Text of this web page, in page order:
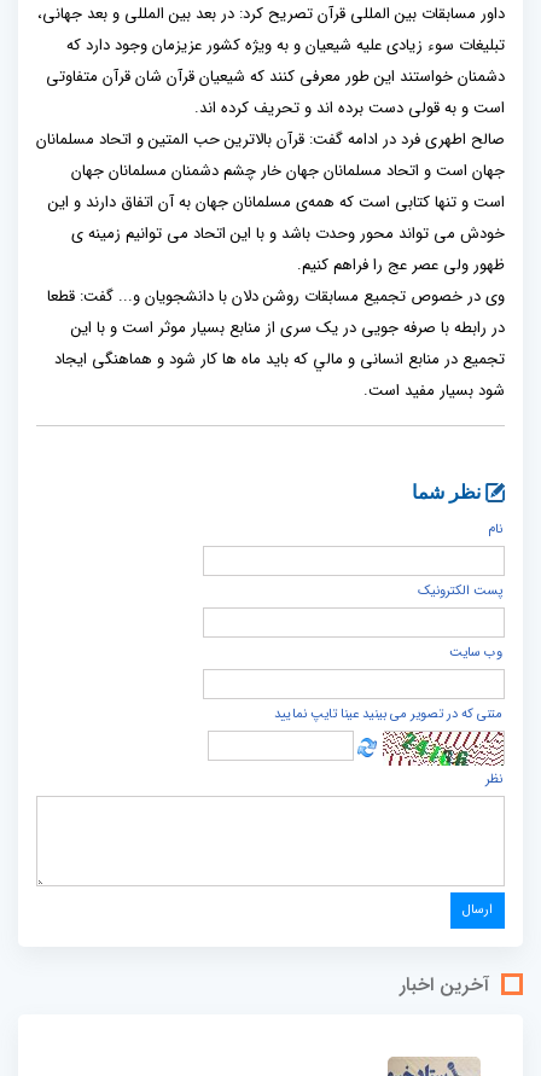
داور مسابقات بین المللی قرآن تصریح کرد: در بعد بین المللی و بعد جهانی،
تبلیغات سوء زیادی علیه شیعیان و به ويژه کشور عزیزمان وجود دارد که
دشمنان خواستند این طور معرفی کنند که شیعیان قرآن شان قرآن متفاوتی
است و به قولی دست برده اند و تحریف کرده اند.
صالح اطهری فرد در ادامه گفت: قرآن بالاترین حب المتین و اتحاد مسلمانان
جهان است و اتحاد مسلمانان جهان خار چشم دشمنان مسلمانان جهان
است و تنها کتابی است که همه‌ی مسلمانان جهان به آن اتفاق دارند و این
خودش می تواند محور وحدت باشد و با این اتحاد می توانیم زمینه ‌ی
ظهور ولی عصر عج را فراهم کنیم.
وی در خصوص تجمیع مسابقات روشن دلان با دانشجویان و... گفت: قطعا
در رابطه با صرفه جویی در یک سری از منابع بسیار موثر است و با این
تجمیع در منابع انسانی و مالي که باید ماه ها کار شود و هماهنگی ایجاد
شود بسیار مفید است.
نظر شما
نام
پست الكترونيک
وب سایت
متنی که در تصویر می بینید عینا تایپ نمایید
نظر
آخرین اخبار